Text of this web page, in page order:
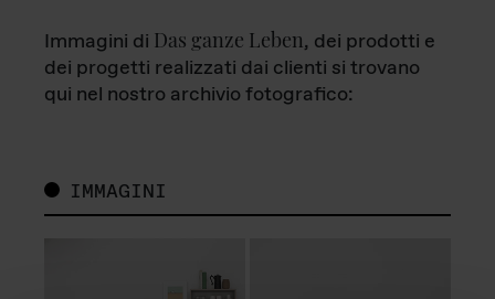
Immagini di Das ganze Leben, dei prodotti e
dei progetti realizzati dai clienti si trovano
qui nel nostro archivio fotografico:
IMMAGINI